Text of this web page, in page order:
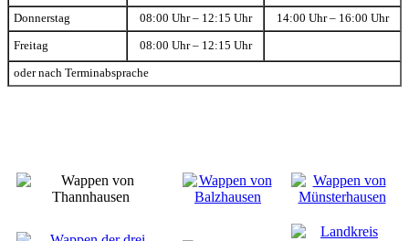
Donnerstag 08:00 Uhr – 12:15 Uhr 14:00 Uhr – 16:00 Uhr
Freitag 08:00 Uhr – 12:15 Uhr
oder nach Terminabsprache